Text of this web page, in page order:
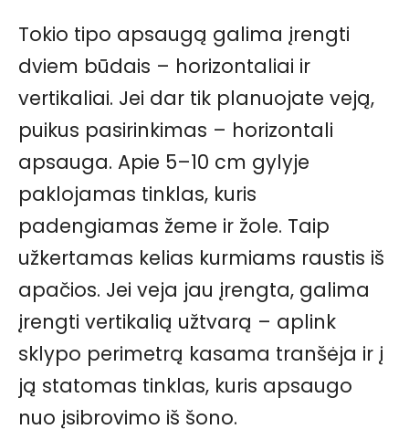
Tokio tipo apsaugą galima įrengti
dviem būdais – horizontaliai ir
vertikaliai. Jei dar tik planuojate veją,
puikus pasirinkimas – horizontali
apsauga. Apie 5–10 cm gylyje
paklojamas tinklas, kuris
padengiamas žeme ir žole. Taip
užkertamas kelias kurmiams raustis iš
apačios. Jei veja jau įrengta, galima
įrengti vertikalią užtvarą – aplink
sklypo perimetrą kasama tranšėja ir į
ją statomas tinklas, kuris apsaugo
nuo įsibrovimo iš šono.